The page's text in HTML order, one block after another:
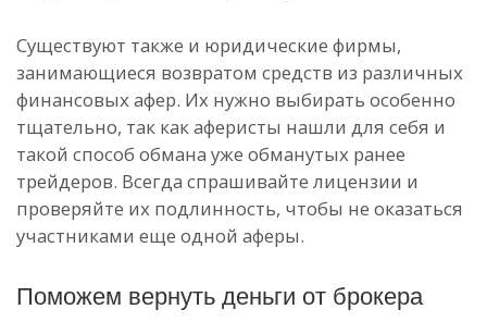
Существуют также и юридические фирмы,
занимающиеся возвратом средств из различных
финансовых афер. Их нужно выбирать особенно
тщательно, так как аферисты нашли для себя и
такой способ обмана уже обманутых ранее
трейдеров. Всегда спрашивайте лицензии и
проверяйте их подлинность, чтобы не оказаться
участниками еще одной аферы.
Поможем вернуть деньги от брокера